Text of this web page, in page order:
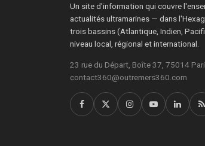
Un site d'information qui couvre
actualités ultramarines — dans
trois bassins (Atlantique, Indien,
niveau local, régional et international.
23 rue du Départ, Boîte 37, 75014
contact360@outremers360.com